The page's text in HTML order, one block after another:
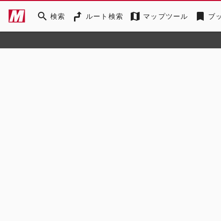
search 検索 ルート検索 map マップツール bookmark ブ